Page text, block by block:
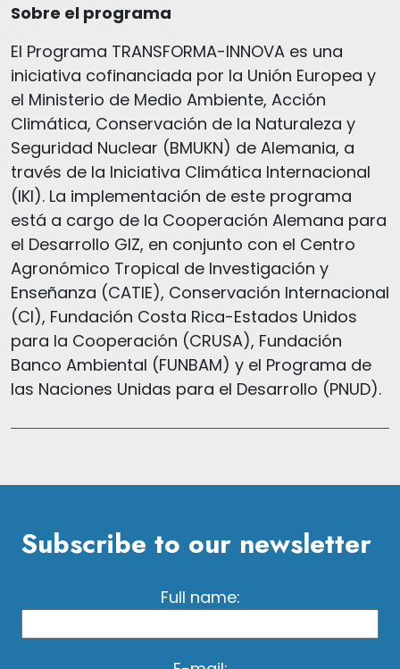
Sobre el programa
El Programa TRANSFORMA-INNOVA es una
iniciativa cofinanciada por la Unión Europea y
el Ministerio de Medio Ambiente, Acción
Climática, Conservación de la Naturaleza y
Seguridad Nuclear (BMUKN) de Alemania, a
través de la Iniciativa Climática Internacional
(IKI). La implementación de este programa
está a cargo de la Cooperación Alemana para
el Desarrollo GIZ, en conjunto con el Centro
Agronómico Tropical de Investigación y
Enseñanza (CATIE), Conservación Internacional
(CI), Fundación Costa Rica-Estados Unidos
para la Cooperación (CRUSA), Fundación
Banco Ambiental (FUNBAM) y el Programa de
las Naciones Unidas para el Desarrollo (PNUD).
Subscribe to our newsletter
Full name: